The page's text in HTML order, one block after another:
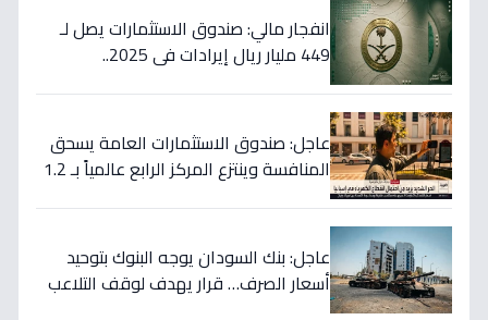
انفجار مالي: صندوق الاستثمارات يصل لـ
449 مليار ريال إيرادات في 2025..
عاجل: صندوق الاستثمارات العامة يسحق
المنافسة وينتزع المركز الرابع عالمياً بـ 1.2
عاجل: بنك السودان يوجه البنوك بتوحيد
أسعار الصرف… قرار يهدف لوقف التلاعب